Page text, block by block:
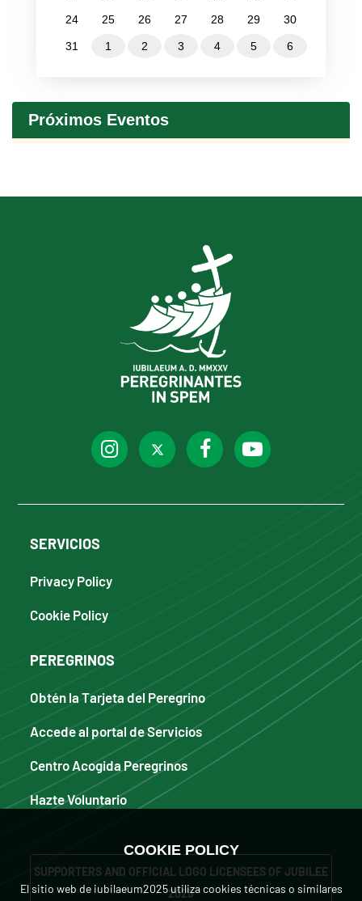
24 25 26 27 28 29 30
31 1 2 3 4 5 6
Próximos Eventos
SERVICIOS
Privacy Policy
Cookie Policy
PEREGRINOS
Obtén la Tarjeta del Peregrino
Accede al portal de Servicios
Centro Acogida Peregrinos
Hazte Voluntario
SUPPORTERS AND OFFICIAL LOGO LICENSEES OF JUBILEE
2025
COOKIE POLICY
El sitio web de iubilaeum2025 utiliza cookies técnicas o similares